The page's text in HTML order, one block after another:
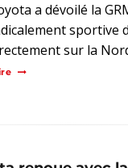
a dévoilé la
sportive
sur la